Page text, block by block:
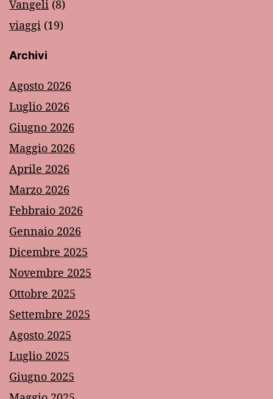
Vangeli (8)
viaggi (19)
Archivi
Agosto 2026
Luglio 2026
Giugno 2026
Maggio 2026
Aprile 2026
Marzo 2026
Febbraio 2026
Gennaio 2026
Dicembre 2025
Novembre 2025
Ottobre 2025
Settembre 2025
Agosto 2025
Luglio 2025
Giugno 2025